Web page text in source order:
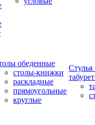
обеденные
столы-книжки
раскладные
прямоугольные
круглые
Стулья